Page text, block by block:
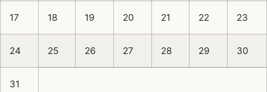
17 18 19 20 21 22 23
24 25 26 27 28 29 30
31